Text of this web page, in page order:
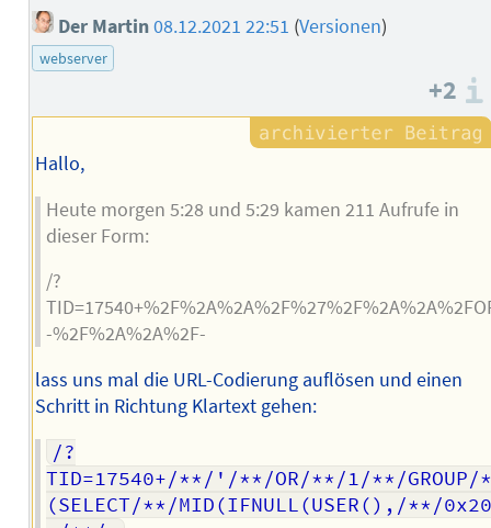
Der Martin08.12.2021 22:51 (Versionen)
webserver
+2
Hallo,
Heute morgen 5:28 und 5:29 kamen 211 Aufrufe in
dieser Form:
/?
-%2F%2A%2A%2F-
lass uns mal die URL-Codierung auflösen und einen
Schritt in Richtung Klartext gehen:
/?
TID=17540+/**/'/**/OR/**/1/**/GROUP/
(SELECT/**/MID(IFNULL(USER(),/**/